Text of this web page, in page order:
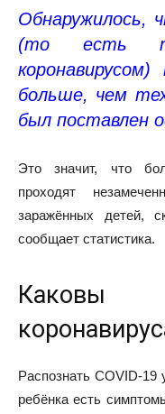
Обнаружилось,
(то есть
больше, чем
был поставлен
Это значит, что
проходят
заражённых детей,
сообщает статистика.
Распознать COVID-
ребёнка есть